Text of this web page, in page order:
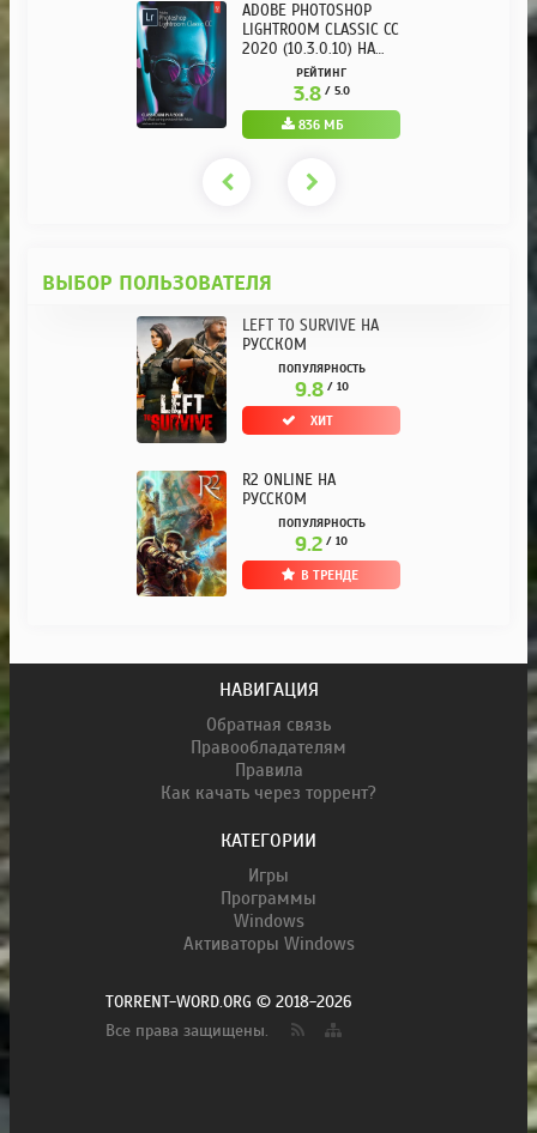
ADOBE PHOTOSHOP
LIGHTROOM CLASSIC CC
2020 (10.3.0.10) НА
РУССКОМ REPACK ОТ
KPOJIUK
РЕЙТИНГ
3.8 / 5.0
836 МБ
ВЫБОР ПОЛЬЗОВАТЕЛЯ
LEFT TO SURVIVE НА
РУССКОМ
ПОПУЛЯРНОСТЬ
9.8 / 10
ХИТ
R2 ONLINE НА
РУССКОМ
ПОПУЛЯРНОСТЬ
9.2 / 10
В ТРЕНДЕ
НАВИГАЦИЯ
Обратная связь
Правообладателям
Правила
Как качать через торрент?
КАТЕГОРИИ
Игры
Программы
Windows
Активаторы Windows
TORRENT-WORD.ORG © 2018-2026
Все права защищены.